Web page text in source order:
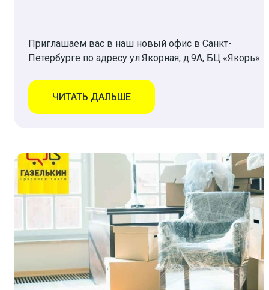
Приглашаем вас в наш новый офис в Санкт-
Петербурге по адресу ул.Якорная, д.9А, БЦ «Якорь».
ЧИТАТЬ ДАЛЬШЕ